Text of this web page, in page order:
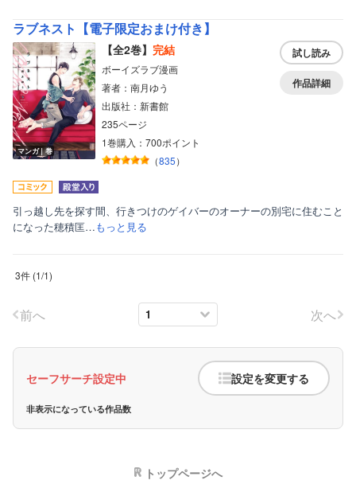
ラブネスト【電子限定おまけ付き】
マンガ｜巻
【全2巻】 完結
ボーイズラブ漫画
著者：南月ゆう
出版社：新書館
235ページ
1巻購入：700ポイント
（835）
試し読み
作品詳細
引っ越し先を探す間、行きつけのゲイバーのオーナーの別宅に住むこと
になった穂積匡…もっと見る
3件 (1/1)
前へ 次へ
セーフサーチ設定中 設定を変更する
非表示になっている作品数
ボーイズラブ
ティーンズラブ
美女・美少女
女性写真集
トップページへ